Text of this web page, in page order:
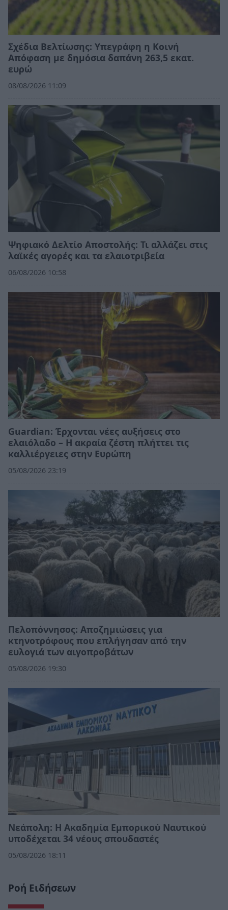
Σχέδια Βελτίωσης: Υπεγράφη η Κοινή
Απόφαση με δημόσια δαπάνη 263,5 εκατ.
ευρώ
08/08/2026 11:09
Ψηφιακό Δελτίο Αποστολής: Τι αλλάζει στις
λαϊκές αγορές και τα ελαιοτριβεία
06/08/2026 10:58
Guardian: Έρχονται νέες αυξήσεις στο
ελαιόλαδο – Η ακραία ζέστη πλήττει τις
καλλιέργειες στην Ευρώπη
05/08/2026 23:19
Πελοπόννησος: Αποζημιώσεις για
κτηνοτρόφους που επλήγησαν από την
ευλογιά των αιγοπροβάτων
05/08/2026 19:30
Νεάπολη: Η Ακαδημία Εμπορικού Ναυτικού
υποδέχεται 34 νέους σπουδαστές
05/08/2026 18:11
Ροή Ειδήσεων